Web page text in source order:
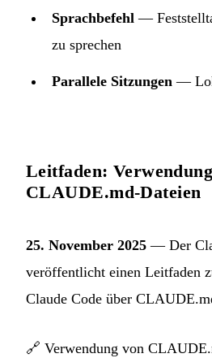
Sprachbefehl —
zu sprechen
Parallele Sitzungen —
Leitfaden:
CLAUDE.md-Dateien
25. November 2025 — Der
veröffentlicht einen Leitfaden
Claude Code über
🔗 Verwendung von